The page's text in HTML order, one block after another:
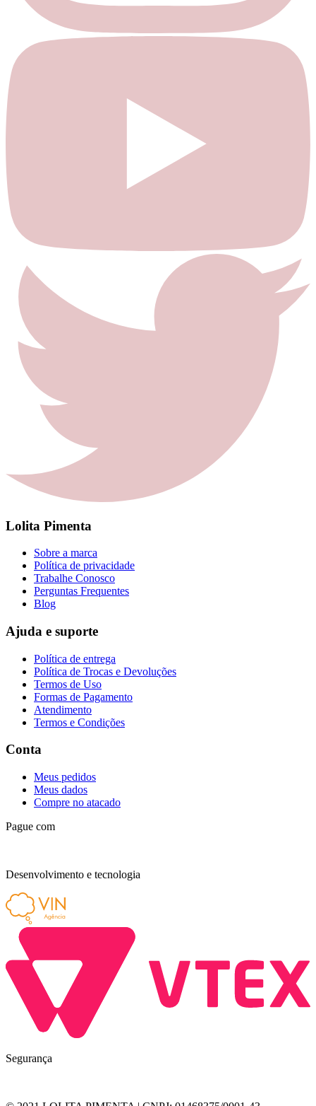
Lolita Pimenta
Sobre a marca
Política de privacidade
Trabalhe Conosco
Perguntas Frequentes
Blog
Ajuda e suporte
Política de entrega
Política de Trocas e Devoluções
Termos de Uso
Formas de Pagamento
Atendimento
Termos e Condições
Conta
Meus pedidos
Meus dados
Compre no atacado
Pague com
Desenvolvimento e tecnologia
Segurança